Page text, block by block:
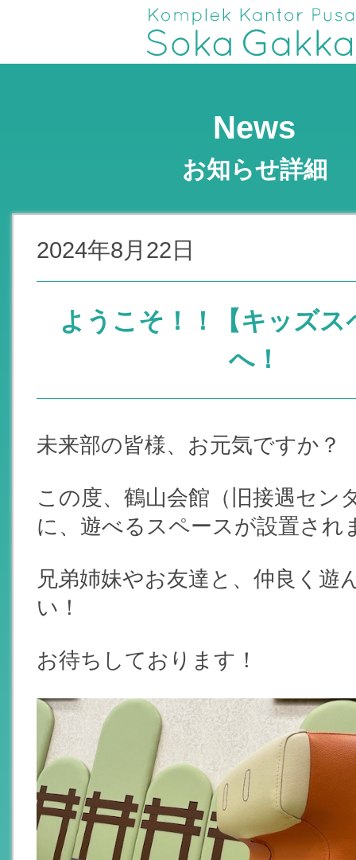
News
お知らせ詳細
2024年8月22日
ようこそ！！【キッズス
へ！
未来部の皆様、お元気ですか？
この度、鶴山会館（旧接遇セン
に、遊べるスペースが設置され
兄弟姉妹やお友達と、仲良く遊
い！
お待ちしております！